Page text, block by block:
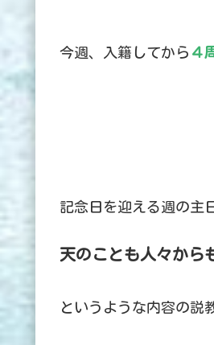
今週、入籍してから ４
記念日を迎える週の主
天のことも人々から
というような内容の説